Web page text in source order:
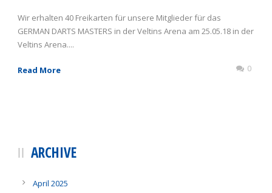
Wir erhalten 40 Freikarten für unsere Mitglieder für das
GERMAN DARTS MASTERS in der Veltins Arena am 25.05.18 in der
Veltins Arena....
Read More 0
ARCHIVE
April 2025